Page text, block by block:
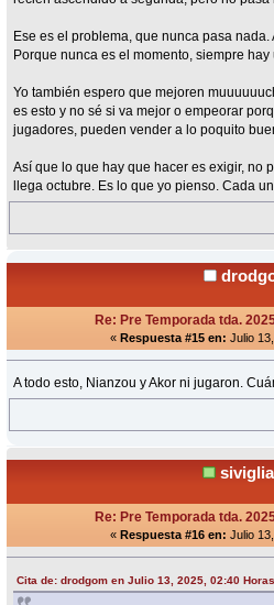
Ese es el problema, que nunca pasa
Porque nunca es el momento, siempre hay
Yo también espero que mejoren
es esto y no sé si va mejor o empeorar
jugadores, pueden vender a lo poquito
Así que lo que hay que hacer es exigir, no
llega octubre. Es lo que yo pienso. Cada
Re: Pre Temporada tda.
« Respuesta #15 en: Julio
A todo esto, Nianzou y Akor ni jugaron.
Re: Pre Temporada tda.
« Respuesta #16 en: Julio
Cita de: drodgom en Julio 13, 2025, 02:40 Horas